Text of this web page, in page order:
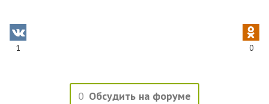
1 0
0 Обсудить на форуме